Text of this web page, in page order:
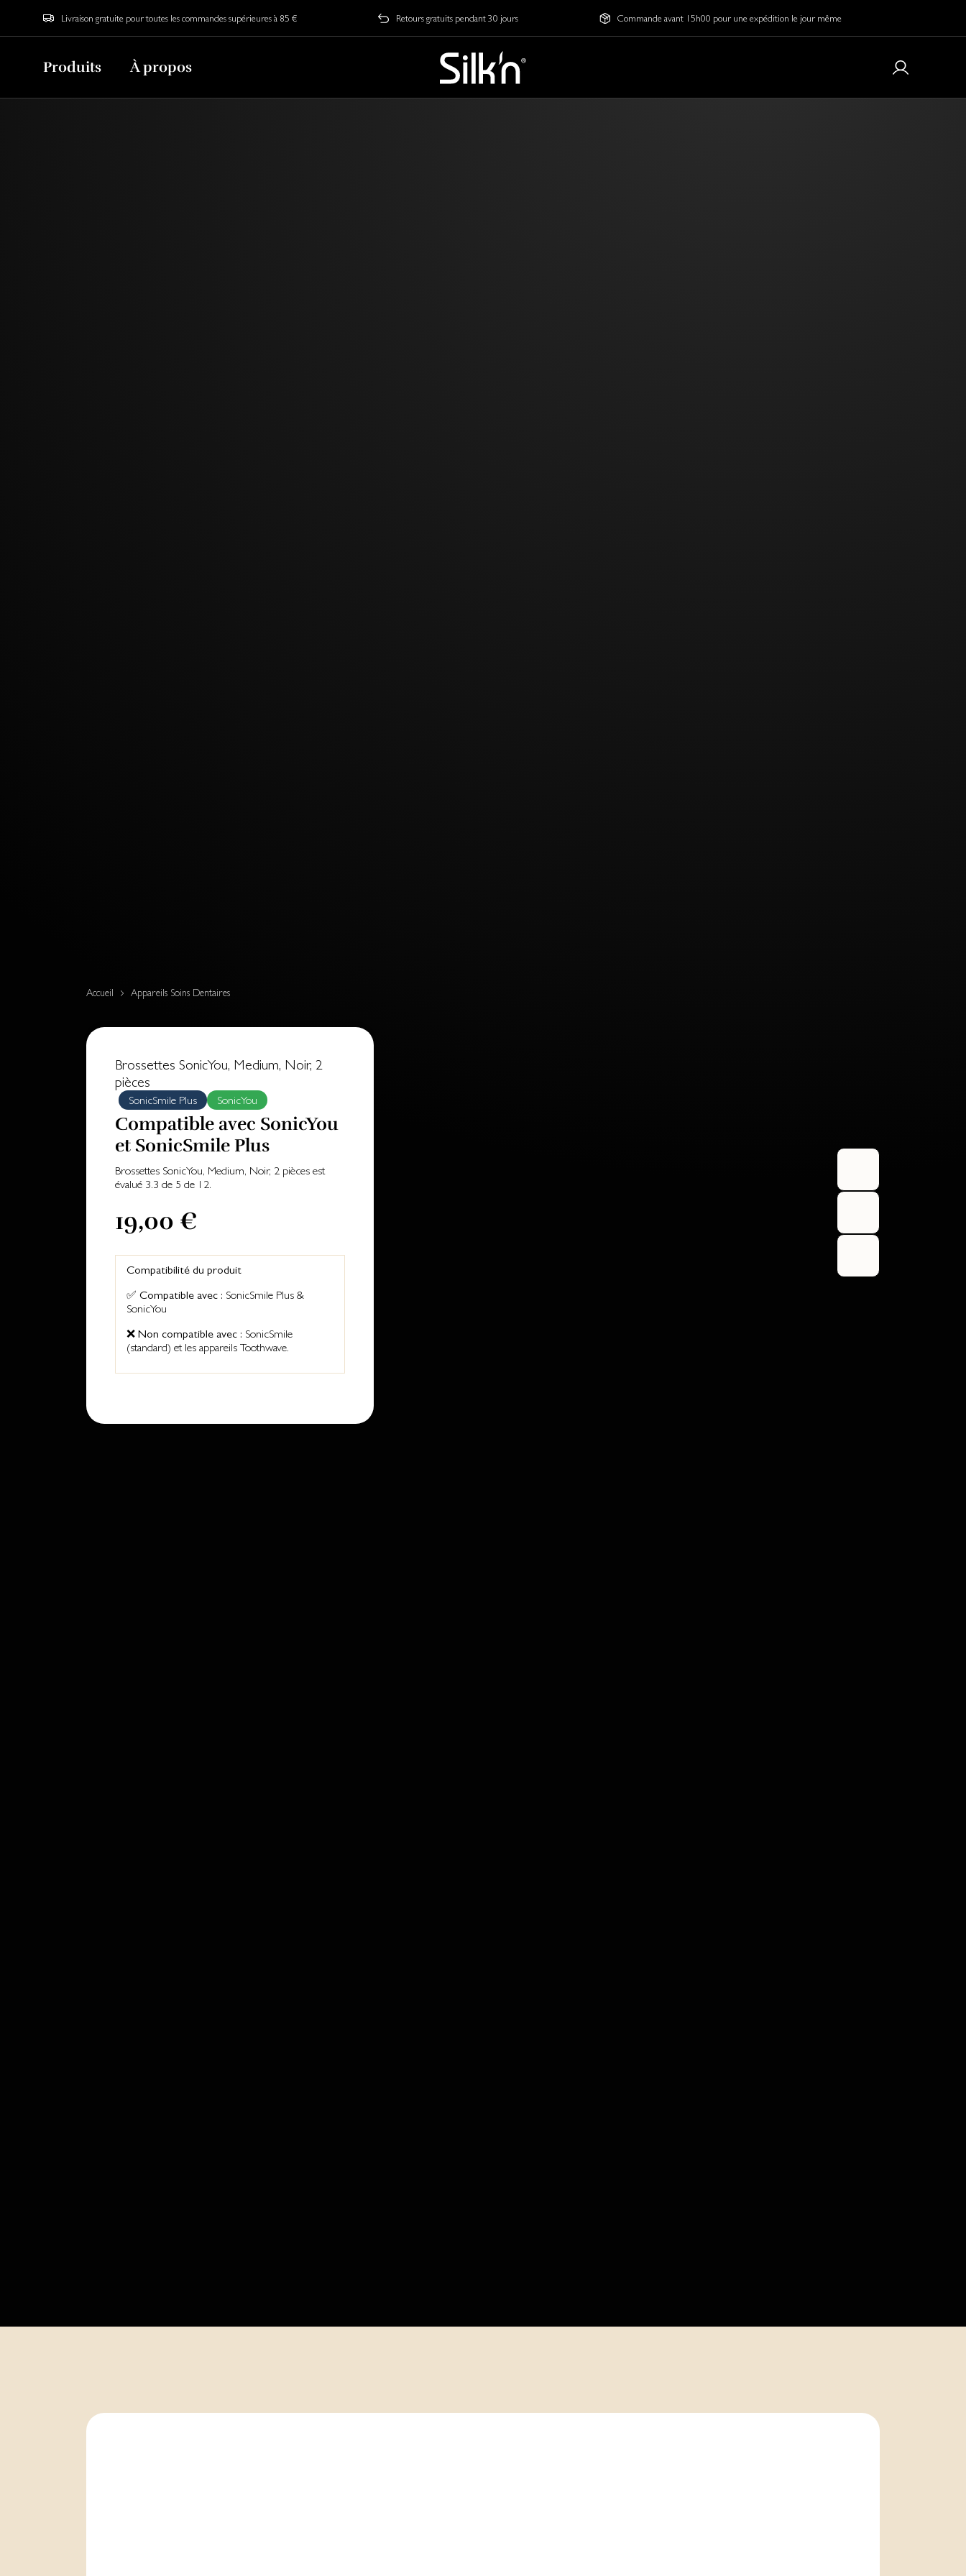
Livraison gratuite pour toutes les commandes supérieures à 85 € Retours gratuits pendant 30 jours Commande avant 15h00 pour une expédition le jour même
Produits À propos
Accueil Appareils Soins Dentaires
Brossettes SonicYou, Medium, Noir, 2
pièces
SonicSmile Plus SonicYou
Compatible avec SonicYou
et SonicSmile Plus
Brossettes SonicYou, Medium, Noir, 2 pièces est
évalué 3.3 de 5 de 12.
19,00 €
Compatibilité du produit
✅ Compatible avec : SonicSmile Plus &
SonicYou
❌ Non compatible avec : SonicSmile
(standard) et les appareils Toothwave.